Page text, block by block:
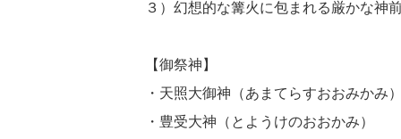
３）幻想的な篝火に包まれる厳かな神
【御祭神】
・天照大御神（あまてらすおおみかみ
・豊受大神（とようけのおおかみ）